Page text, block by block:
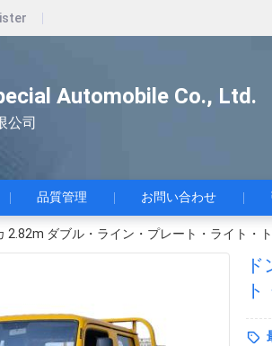
Automobile Co., Ltd.
公司
品質管理 お問い合わせ
2.82m ダブル・ライン・プレート・ライト・